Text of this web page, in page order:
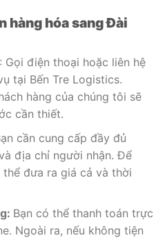
hàng hóa sang Đài
Gọi điện thoại hoặc liên hệ
tại Bến Tre Logistics.
hàng của chúng tôi sẽ
cần thiết.
cần cung cấp đầy đủ
địa chỉ người nhận. Để
đưa ra giá cả và thời
Bạn có thể thanh toán trực
Ngoài ra, nếu không tiện